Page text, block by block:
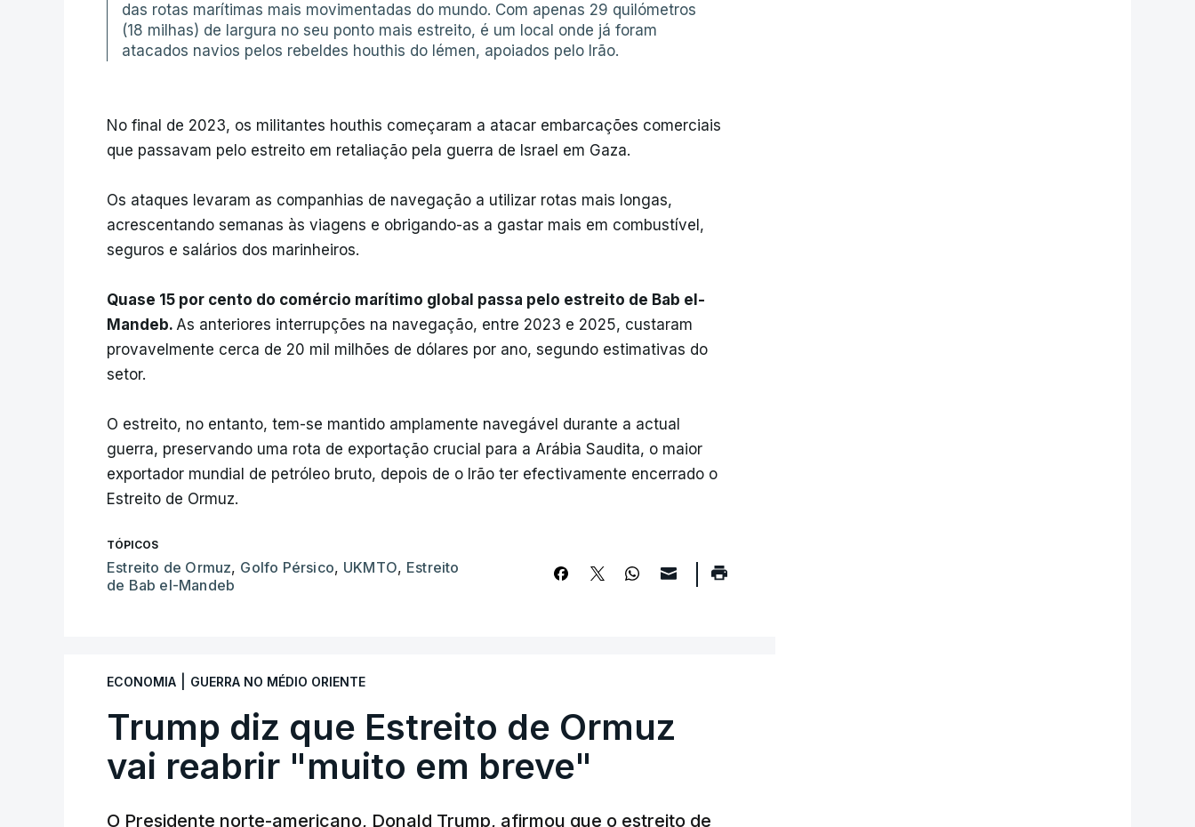
das rotas marítimas mais movimentadas do mundo. Com apenas 29 quilómetros
(18 milhas) de largura no seu ponto mais estreito, é um local onde já foram
atacados navios pelos rebeldes houthis do Iémen, apoiados pelo Irão.
No final de 2023, os militantes houthis começaram a atacar embarcações comerciais
que passavam pelo estreito em retaliação pela guerra de Israel em Gaza.
Os ataques levaram as companhias de navegação a utilizar rotas mais longas,
acrescentando semanas às viagens e obrigando-as a gastar mais em combustível,
seguros e salários dos marinheiros.
Quase 15 por cento do comércio marítimo global passa pelo estreito de Bab el-
Mandeb. As anteriores interrupções na navegação, entre 2023 e 2025, custaram
provavelmente cerca de 20 mil milhões de dólares por ano, segundo estimativas do
setor.
O estreito, no entanto, tem-se mantido amplamente navegável durante a actual
guerra, preservando uma rota de exportação crucial para a Arábia Saudita, o maior
exportador mundial de petróleo bruto, depois de o Irão ter efectivamente encerrado o
Estreito de Ormuz.
TÓPICOS
Estreito de Ormuz, Golfo Pérsico, UKMTO, Estreito
de Bab el-Mandeb
ECONOMIA GUERRA NO MÉDIO ORIENTE
Trump diz que Estreito de Ormuz
vai reabrir "muito em breve"
O Presidente norte-americano, Donald Trump, afirmou que o estreito de